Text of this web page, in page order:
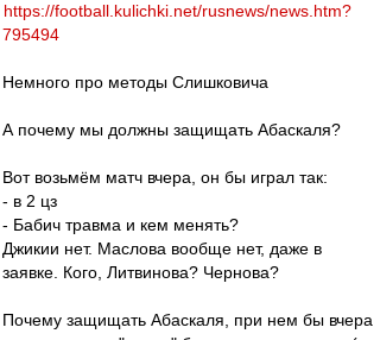
https://football.kulichki.net/rusnews/news.htm?
795494
Немного про методы Слишковича
А почему мы должны защищать Абаскаля?
Вот возьмём матч вчера, он бы играл так:
- в 2 цз
- Бабич травма и кем менять?
Джикии нет. Маслова вообще нет, даже в
заявке. Кого, Литвинова? Чернова?
Почему защищать Абаскаля, при нем бы вчера